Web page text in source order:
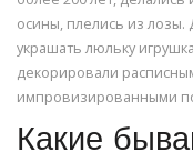
осины, плелись из лозы.
украшать люльку
декорировали
импровизированными
Какие